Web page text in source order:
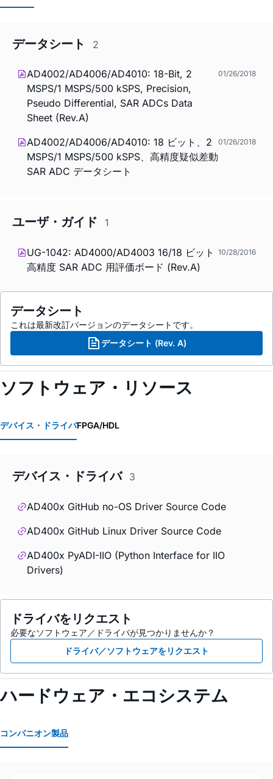
データシート 2
AD4002/AD4006/AD4010: 18-Bit, 2
MSPS/1 MSPS/500 kSPS, Precision,
Pseudo Differential, SAR ADCs Data
Sheet (Rev.A)
01/26/2018
AD4002/AD4006/AD4010: 18 ビット、2
MSPS/1 MSPS/500 kSPS、高精度疑似差動
SAR ADC データシート
01/26/2018
ユーザ・ガイド 1
UG-1042: AD4000/AD4003 16/18 ビット
高精度 SAR ADC 用評価ボード (Rev.A)
10/28/2016
データシート
これは最新改訂バージョンのデータシートです。
データシート (Rev. A)
ソフトウェア・リソース
デバイス・ドライバFPGA/HDL
デバイス・ドライバ 3
AD400x GitHub no-OS Driver Source Code
AD400x GitHub Linux Driver Source Code
AD400x PyADI-IIO (Python Interface for IIO
Drivers)
ドライバをリクエスト
必要なソフトウェア／ドライバが見つかりませんか？
ドライバ／ソフトウェアをリクエスト
ハードウェア・エコシステム
コンパニオン製品